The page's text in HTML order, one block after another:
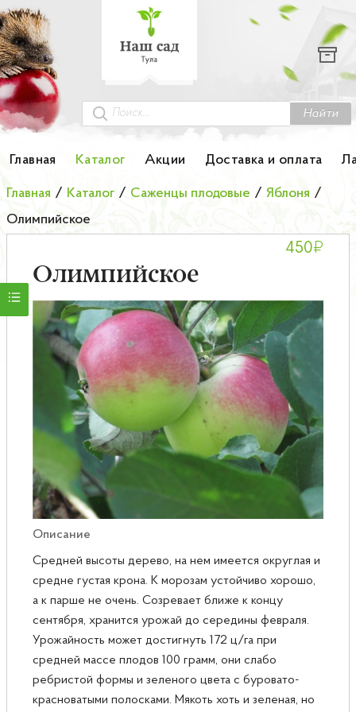
Найти
Главная Каталог Акции Доставка и оплата
Каталог
Гортензии
Грунты
Колоновидные деревья
Лук-севок
Малина
Мини-деревья
НОВИНКА Английские и Японские розы
Саженцы плодовые
Главная / Каталог / Саженцы плодовые / Яблоня /
Олимпийское
Олимпийское
450₽
Описание
Средней высоты дерево, на нем имеется округлая и
средне густая крона. К морозам устойчиво хорошо,
а к парше не очень. Созревает ближе к концу
сентября, хранится урожай до середины февраля.
Урожайность может достигнуть 172 ц/га при
средней массе плодов 100 грамм, они слабо
ребристой формы и зеленого цвета с буровато-
красноватыми полосками. Мякоть хоть и зеленая, но